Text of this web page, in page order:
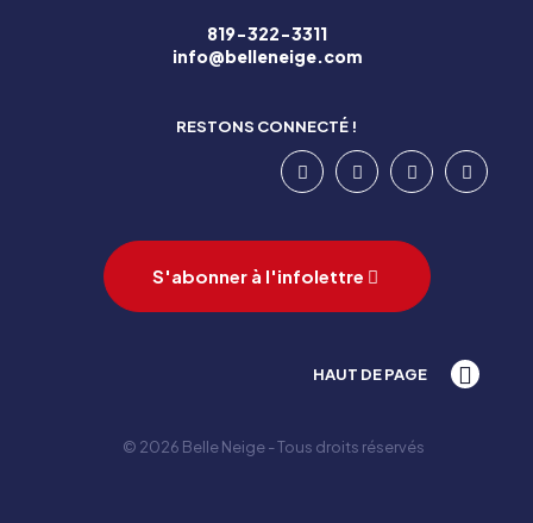
819-322-3311
info@belleneige.com
RESTONS CONNECTÉ !
S'abonner à l'infolettre
HAUT DE PAGE
© 2026 Belle Neige - Tous droits réservés